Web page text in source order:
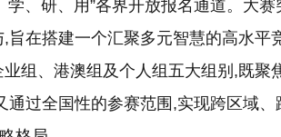
学、研、用”各界开放报名通道。大
旨在搭建一个汇聚多元智慧的高水平
组、港澳组及个人组五大组别,既聚
通过全国性的参赛范围,实现跨区域